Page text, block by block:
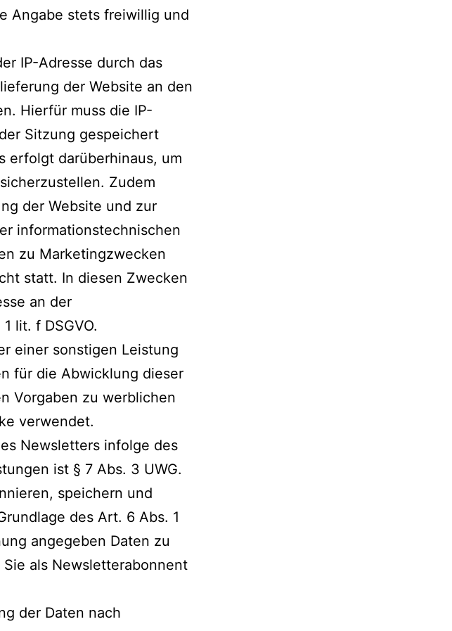
Angabe stets freiwillig und
IP-Adresse durch das
der Website an den
Hierfür muss die IP-
Sitzung gespeichert
erfolgt darüberhinaus, um
Zudem
der Website und zur
informationstechnischen
zu Marketingzwecken
statt. In diesen Zwecken
an der
lit. f DSGVO.
einer sonstigen Leistung
für die Abwicklung dieser
Vorgaben zu werblichen
verwendet.
Newsletters infolge des
ist § 7 Abs. 3 UWG.
speichern und
des Art. 6 Abs. 1
angegeben Daten zu
als Newsletterabonnent
der Daten nach